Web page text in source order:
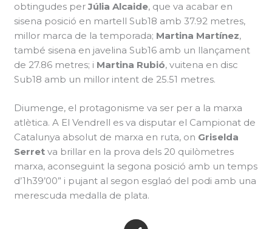
obtingudes perJúlia Alcaide, que va acabar en
sisena posició en martell Sub18 amb 37.92 metres,
millor marca de la temporada; Martina Martínez,
també sisena en javelina Sub16 amb un llançament
de 27.86 metres; i Martina Rubió, vuitena en disc
Sub18 amb un millor intent de 25.51 metres.
Diumenge, el protagonisme va ser per a la marxa
atlètica. A El Vendrell es va disputar el Campionat de
Catalunya absolut de marxa en ruta, on Griselda
Serret va brillar en la prova dels 20 quilòmetres
marxa, aconseguint la segona posició amb un temps
d’1h39’00” i pujant al segon esglaó del podi amb una
merescuda medalla de plata.